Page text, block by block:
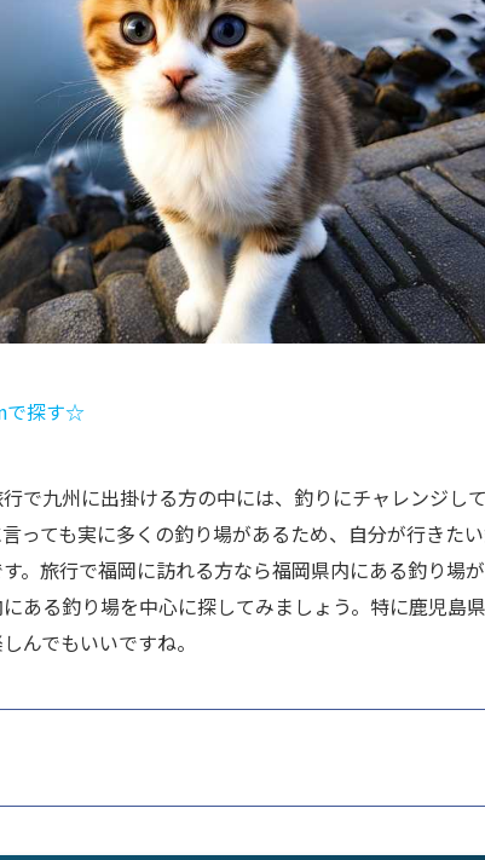
で探す☆
で九州に出掛ける方の中には、釣りにチャレンジし
っても実に多くの釣り場があるため、自分が行きた
。旅行で福岡に訪れる方なら福岡県内にある釣り場
ある釣り場を中心に探してみましょう。特に鹿児島
んでもいいですね。